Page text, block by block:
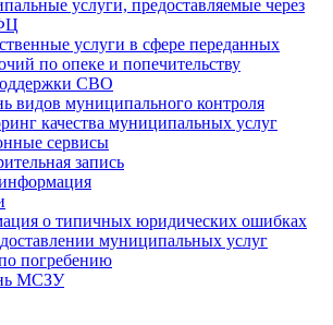
услуги, предоставляемые через
услуги в сфере переданных
по опеке и попечительству
СВО
видов муниципального контроля
качества муниципальных услуг
сервисы
запись
о типичных юридических ошибках
муниципальных услуг
погребению
МСЗУ